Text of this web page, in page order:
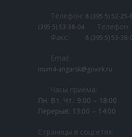
искусства фестиваля
Обращения граждан
-- Направить обращение
-- Нормативная правовая
обращениями
Телефон: 8 (395 5) 52-25-
(395 5) 53-38-04
Телефон:
Факс: 8 (395 5) 53-38-
Email:
mum4-angarsk@govirk.ru
Часы приёма:
Пн. Вт. Чт.: 9:00 – 18:00
Перерыв: 13:00 – 14:00
Страницы в соцсетях: